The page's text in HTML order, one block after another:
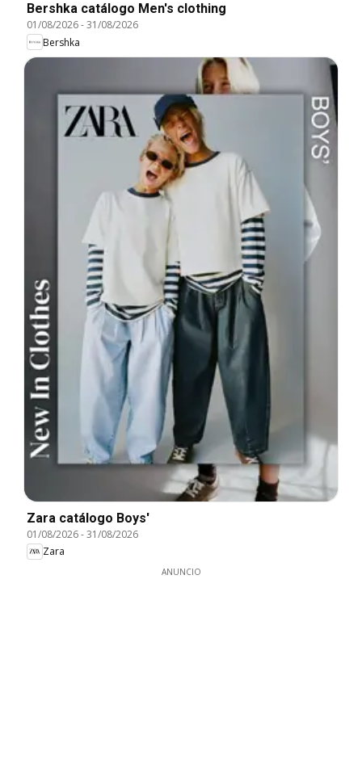
Bershka catálogo Men's clothing
01/08/2026-31/08/2026
Bershka
Zara catálogo Boys'
01/08/2026-31/08/2026
Zara
ANUNCIO